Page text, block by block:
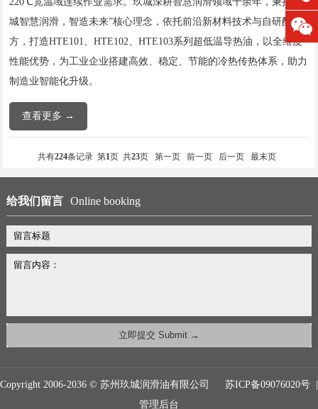
城智慧润滑，智造未来”核心理念，依托前沿新材料技术与自研配
方，打造HTE101、HTE102、HTE103系列超低温导热油，以全维度
性能优势，为工业企业搭建高效、稳定、节能的冷热传热体系，助力
制造业智能化升级。
查看更多 →
共有224条记录 第1页 共23页 第一页 前一页 后一页 最末页
给我们留言 Online booking
Copyright 2006-2036 © 苏州玖城润滑油有限公司 苏ICP备09076020号
管理后台